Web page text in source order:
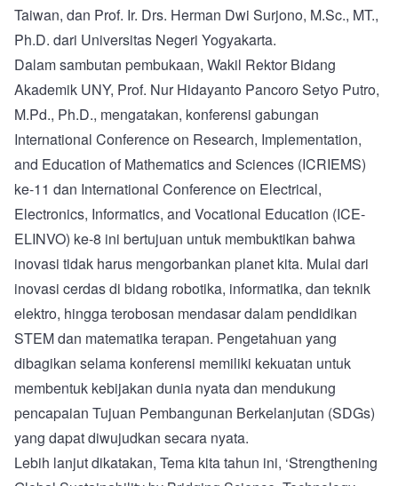
Taiwan, dan Prof. Ir. Drs. Herman Dwi Surjono, M.Sc., MT.,
Ph.D. dari Universitas Negeri Yogyakarta.
Dalam sambutan pembukaan, Wakil Rektor Bidang
Akademik UNY, Prof. Nur Hidayanto Pancoro Setyo Putro,
M.Pd., Ph.D., mengatakan, konferensi gabungan
International Conference on Research, Implementation,
and Education of Mathematics and Sciences (ICRIEMS)
ke-11 dan International Conference on Electrical,
Electronics, Informatics, and Vocational Education (ICE-
ELINVO) ke-8 ini bertujuan untuk membuktikan bahwa
inovasi tidak harus mengorbankan planet kita. Mulai dari
inovasi cerdas di bidang robotika, informatika, dan teknik
elektro, hingga terobosan mendasar dalam pendidikan
STEM dan matematika terapan. Pengetahuan yang
dibagikan selama konferensi memiliki kekuatan untuk
membentuk kebijakan dunia nyata dan mendukung
pencapaian Tujuan Pembangunan Berkelanjutan (SDGs)
yang dapat diwujudkan secara nyata.
Lebih lanjut dikatakan, Tema kita tahun ini, ‘Strengthening